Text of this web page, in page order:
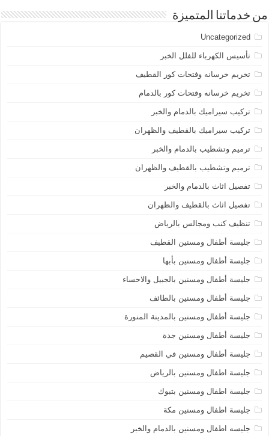
من خدماتنا المتميزة
Uncategorized
تأسيس الكهرباء للفلل الخبر
تخريم خرسانه وفتحات كور القطيف
تخريم خرسانه وفتحات كور بالدمام
تركيب سيراميك بالدمام والخبر
تركيب سيراميك بالقطيف والظهران
ترميم وتشطيب بالدمام والخبر
ترميم وتشطيب بالقطيف والظهران
تفصيل اثاث بالدمام والخبر
تفصيل اثاث بالقطيف والظهران
تنظيف كنب ومجالس بالرياض
جليسة أطفال ومسنين القطيف
جليسة أطفال ومسنين بأبها
جليسة أطفال ومسنين بالجبيل والاحساء
جليسة أطفال ومسنين بالطائف
جليسة أطفال ومسنين بالمدينة المنورة
جليسة أطفال ومسنين جدة
جليسة أطفال ومسنين في القصيم
جليسة اطفال ومسنين بالرياض
جليسة اطفال ومسنين بتبوك
جليسة اطفال ومسنين مكة
جليسه اطفال ومسنين بالدمام والخبر